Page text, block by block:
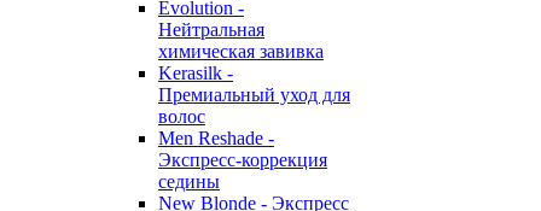
Evolution -
Нейтральная
химическая завивка
Kerasilk -
Премиальный уход для
волос
Men Reshade -
Экспресс-коррекция
седины
New Blonde - Экспресс